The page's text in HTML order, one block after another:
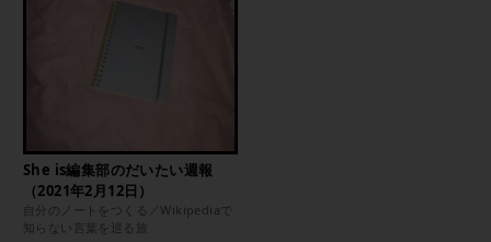
She is編集部のだいたい週報
（2021年2月12日）
自分のノートをつくる／Wikipediaで
知らない言葉を巡る旅